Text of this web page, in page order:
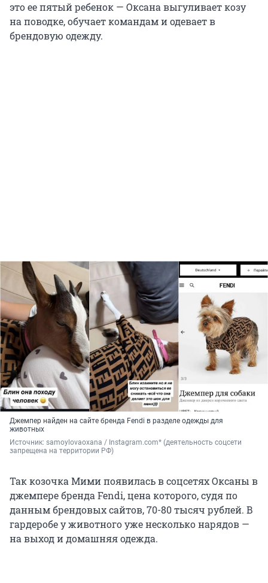
это ее пятый ребенок — Оксана выгуливает козу
на поводке, обучает командам и одевает в
брендовую одежду.
Джемпер найден на сайте бренда Fendi в разделе одежды для
животных
Источник: samoylovaoxana / Instagram.com* (деятельность соцсети
запрещена на территории РФ)
Так козочка Мими появилась в соцсетях Оксаны в
джемпере бренда Fendi, цена которого, судя по
данным брендовых сайтов, 70-80 тысяч рублей. В
гардеробе у животного уже несколько нарядов —
на выход и домашняя одежда.